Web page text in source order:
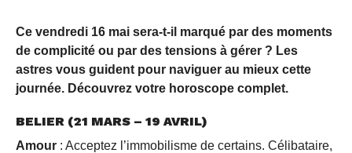
Ce vendredi 16 mai sera-t-il marqué par des moments
de complicité ou par des tensions à gérer ? Les
astres vous guident pour naviguer au mieux cette
journée. Découvrez votre horoscope complet.
BELIER (21 MARS – 19 AVRIL)
Amour : Acceptez l’immobilisme de certains. Célibataire,